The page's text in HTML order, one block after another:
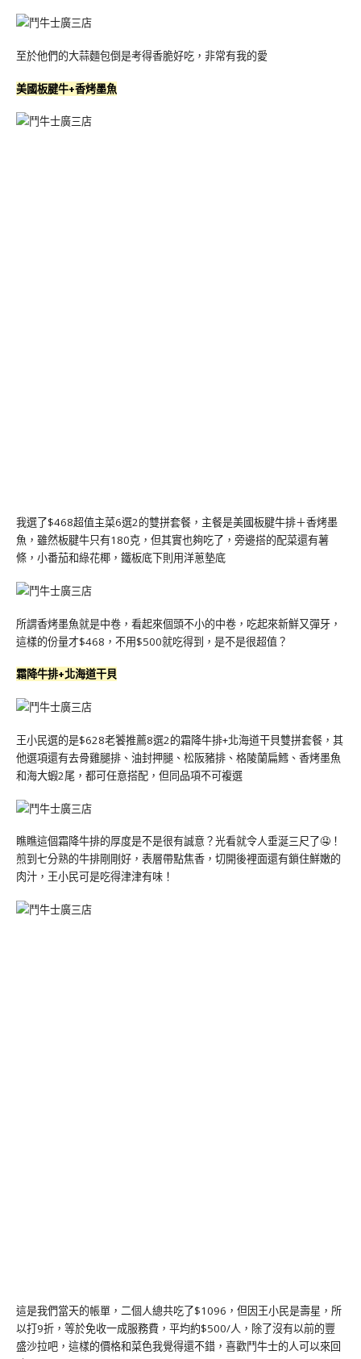
至於他們的大蒜麵包倒是考得香脆好吃，非常有我的愛
美國板腱牛+香烤墨魚
我選了$468超值主菜6選2的雙拼套餐，主餐是美國板腱牛排＋香烤墨
魚，雖然板腱牛只有180克，但其實也夠吃了，旁邊搭的配菜還有薯
條，小番茄和綠花椰，鐵板底下則用洋蔥墊底
所謂香烤墨魚就是中卷，看起來個頭不小的中卷，吃起來新鮮又彈牙，
這樣的份量才$468，不用$500就吃得到，是不是很超值？
霜降牛排+北海道干貝
王小民選的是$628老饕推薦8選2的霜降牛排+北海道干貝雙拼套餐，其
他選項還有去骨雞腿排、油封押腿、松阪豬排、格陵蘭扁鱈、香烤墨魚
和海大蝦2尾，都可任意搭配，但同品項不可複選
瞧瞧這個霜降牛排的厚度是不是很有誠意？光看就令人垂涎三尺了🤤！
煎到七分熟的牛排剛剛好，表層帶點焦香，切開後裡面還有鎖住鮮嫩的
肉汁，王小民可是吃得津津有味！
這是我們當天的帳單，二個人總共吃了$1096，但因王小民是壽星，所
以打9折，等於免收一成服務費，平均約$500/人，除了沒有以前的豐
盛沙拉吧，這樣的價格和菜色我覺得還不錯，喜歡鬥牛士的人可以來回